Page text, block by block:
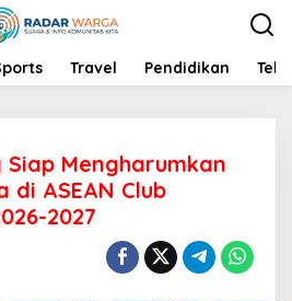
Travel Pendidikan
Siap Mengharumkan
di ASEAN Club
2027